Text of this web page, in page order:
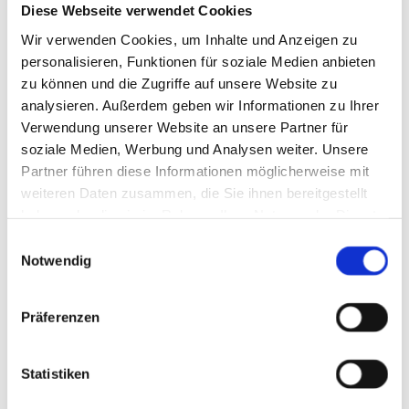
Diese Webseite verwendet Cookies
Wir verwenden Cookies, um Inhalte und Anzeigen zu
personalisieren, Funktionen für soziale Medien anbieten
zu können und die Zugriffe auf unsere Website zu
analysieren. Außerdem geben wir Informationen zu Ihrer
Verwendung unserer Website an unsere Partner für
soziale Medien, Werbung und Analysen weiter. Unsere
Partner führen diese Informationen möglicherweise mit
weiteren Daten zusammen, die Sie ihnen bereitgestellt
Notwendig
Präferenzen
Statistiken
Das Unternehmen PB-Universal-Lackierungs-
GmbH wurde 1989 durch Herrn Peter Bendel